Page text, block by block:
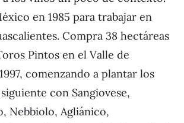
en 1985 para trabajar en
Compra 38 hectáreas
Pintos en el Valle de
comenzando a plantar los
con Sangiovese,
Nebbiolo, Agliánico,